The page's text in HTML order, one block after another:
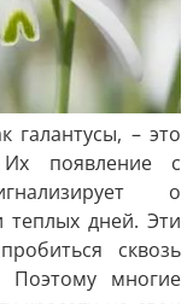
галантусы, – это
Их появление с
о
дней. Эти
сквозь
Поэтому многие